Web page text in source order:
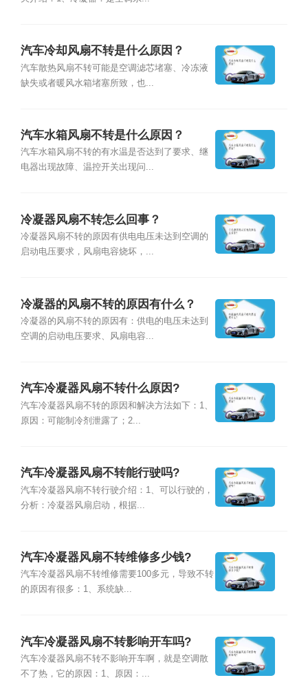
汽车冷却风扇不转是什么原因？
汽车散热风扇不转可能是空调滤芯堵塞、冷冻液
缺失或者暖风水箱堵塞所致，也...
汽车水箱风扇不转是什么原因？
汽车水箱风扇不转的有水温是否达到了要求、继
电器出现故障、温控开关出现问...
冷凝器风扇不转怎么回事？
冷凝器风扇不转的原因有供电电压未达到空调的
启动电压要求，风扇电容烧坏，...
冷凝器的风扇不转的原因有什么？
冷凝器的风扇不转的原因有：供电的电压未达到
空调的启动电压要求、风扇电容...
汽车冷凝器风扇不转什么原因?
汽车冷凝器风扇不转的原因和解决方法如下：1、
原因：可能制冷剂泄露了；2...
汽车冷凝器风扇不转能行驶吗?
汽车冷凝器风扇不转行驶介绍：1、可以行驶的，
分析：冷凝器风扇启动，根据...
汽车冷凝器风扇不转维修多少钱?
汽车冷凝器风扇不转维修需要100多元，导致不转
的原因有很多：1、系统缺...
汽车冷凝器风扇不转影响开车吗?
汽车冷凝器风扇不转不影响开车啊，就是空调散
不了热，它的原因：1、原因：...